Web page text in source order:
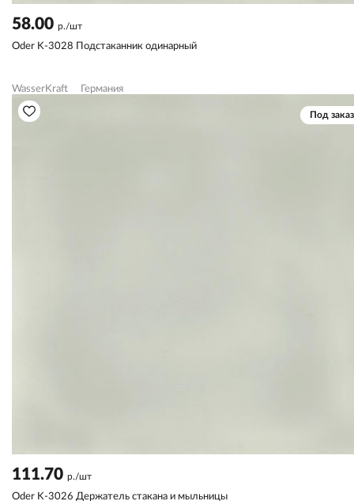
58.00 р./шт
Oder K-3028 Подстаканник одинарный
WasserKraft Германия
Под заказ
111.70 р./шт
Oder K-3026 Держатель стакана и мыльницы